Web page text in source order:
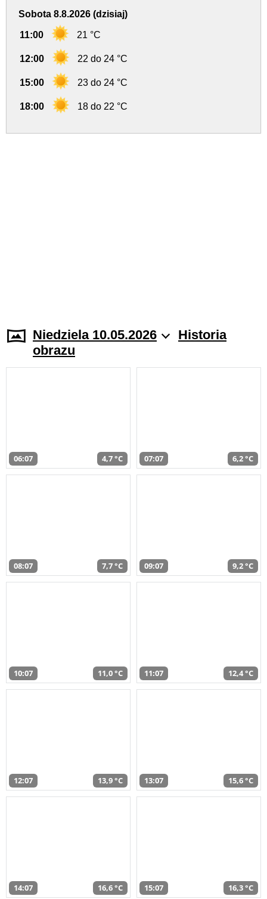
Sobota 8.8.2026 (dzisiaj)
11:00 21 °C
12:00 22 do 24 °C
15:00 23 do 24 °C
18:00 18 do 22 °C
Niedziela 10.05.2026
Historia
obrazu
06:07 4,7 °C 07:07 6,2 °C
08:07 7,7 °C 09:07 9,2 °C
10:07 11,0 °C 11:07 12,4 °C
12:07 13,9 °C 13:07 15,6 °C
14:07 16,6 °C 15:07 16,3 °C